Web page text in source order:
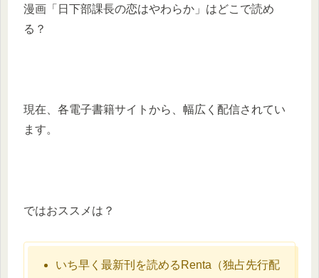
漫画「日下部課長の恋はやわらか」はどこで読め
る？
現在、各電子書籍サイトから、幅広く配信されてい
ます。
ではおススメは？
いち早く最新刊を読めるRenta（独占先行配